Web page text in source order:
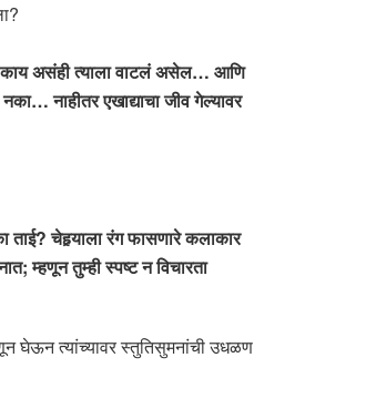
काय असंही त्याला वाटलं असेल… आणि
नाहीतर एखाद्याचा जीव गेल्यावर
ताई? चेहर्‍याला रंग फासणारे कलाकार
म्हणून तुम्ही स्पष्ट न विचारता
घेऊन त्यांच्यावर स्तुतिसुमनांची उधळण